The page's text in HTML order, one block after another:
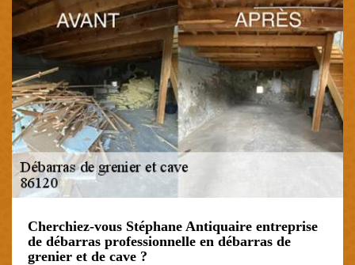
Cherchiez-vous Stéphane Antiquaire entreprise
de débarras professionnelle en débarras de
grenier et de cave ?